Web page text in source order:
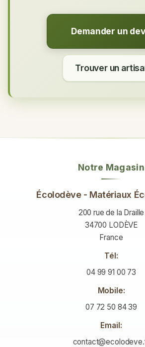
Demander un
Trouver un
Notre Magasin
Écolodève - Matériaux
200 rue de la Draille
34700 LODÈVE
France
Tél:
04 99 91 00 73
Mobile:
07 72 50 84 39
Email: